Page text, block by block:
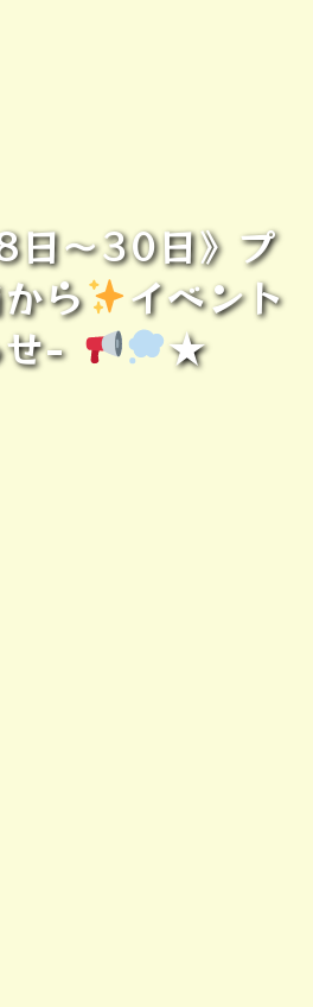
～30日》プ
ら
イベント
せ-
★